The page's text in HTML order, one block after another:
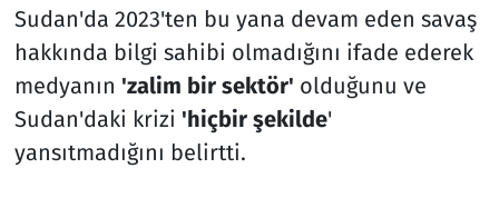
Sudan'da 2023'ten bu yana devam eden savaş
hakkında bilgi sahibi olmadığını ifade ederek
medyanın 'zalim bir sektör' olduğunu ve
Sudan'daki krizi 'hiçbir şekilde'
yansıtmadığını belirtti.